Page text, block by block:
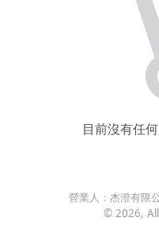
目前沒有任
營業人： 杰澄有限
© 2026,